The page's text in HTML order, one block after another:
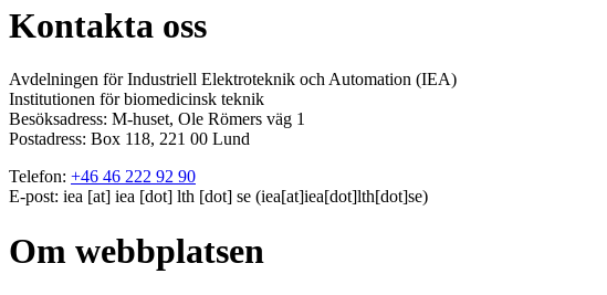
Kontakta oss
Avdelningen för Industriell Elektroteknik och Automation (IEA)
Institutionen för biomedicinsk teknik
Besöksadress: M-huset, Ole Römers väg 1
Postadress: Box 118, 221 00 Lund
Telefon: +46 46 222 92 90
E-post: iea [at] iea [dot] lth [dot] se (iea[at]iea[dot]lth[dot]se)
Om webbplatsen